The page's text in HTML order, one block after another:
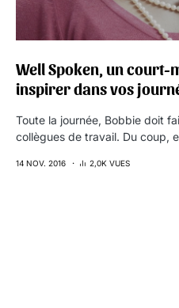
Well Spoken, un court-
inspirer dans vos
Toute la journée, Bobbie doit
collègues de travail. Du coup,
14 NOV. 2016 2,0K VUES